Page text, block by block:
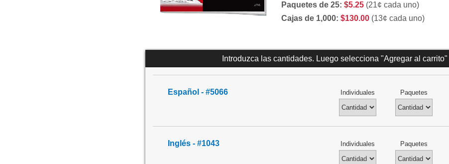
Paquetes de 25: $5.25 (21¢ cada uno)
Cajas de 1,000: $130.00 (13¢ cada uno)
Introduzca las cantidades. Luego selecciona "Agregar al carrito"
Español - #5066 Individuales Paquetes
Inglés - #1043 Individuales Paquetes